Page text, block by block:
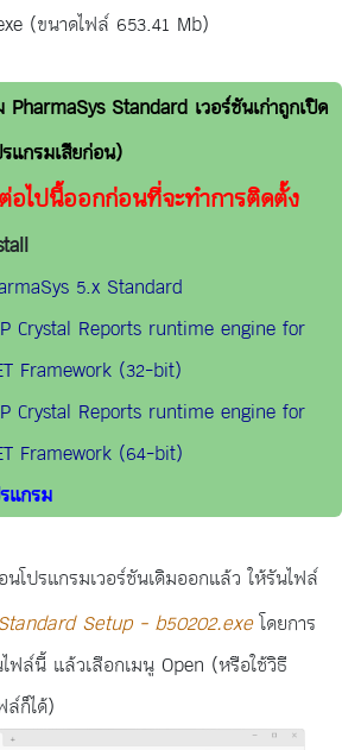
(ขนาดไฟล์ 653.41 Mb)
PharmaSys Standard เวอร์ชันเก่าถูกเปิด
แกรมเสียก่อน)
อไปนี้ออกก่อนที่จะทำการติดตั้ง
5.x Standard
Crystal Reports runtime engine for
Framework (32-bit)
Crystal Reports runtime engine for
Framework (64-bit)
แกรม
นโปรแกรมเวอร์ชันเดิมออกแล้ว ให้รันไฟล์
Setup - b50202.exeโดยการ
ฟล์นี้ แล้วเลือกเมนู Open (หรือใช้วิธี
ก็ได้)